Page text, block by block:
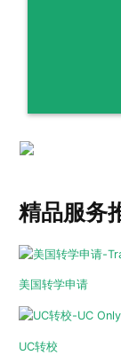
精品服务
美国转学申请
UC转校